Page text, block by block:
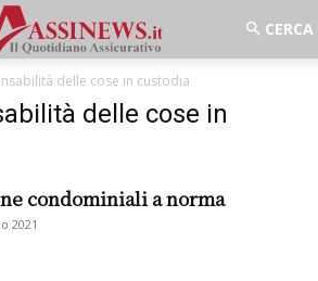
delle cose in custodia
delle cose in
condominiali a norma
2021